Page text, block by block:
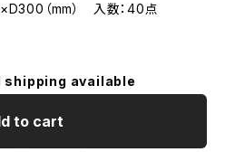
（mm） 入数：40点
available
to cart